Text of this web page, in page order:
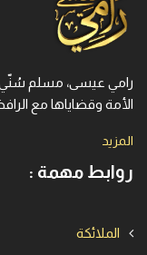
رامي عيسى، مسلم
الأمة وقضاياها مع
المزيد
روابط مهمة :
الملائكة